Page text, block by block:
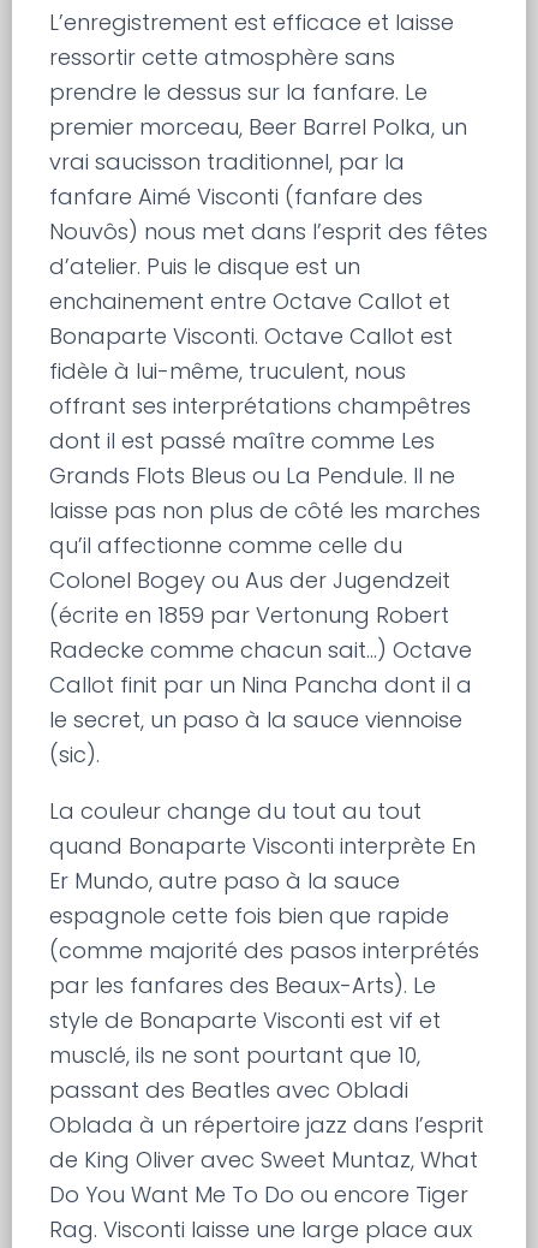
L’enregistrement est efficace et laisse
ressortir cette atmosphère sans
prendre le dessus sur la fanfare. Le
premier morceau, Beer Barrel Polka, un
vrai saucisson traditionnel, par la
fanfare Aimé Visconti (fanfare des
Nouvôs) nous met dans l’esprit des fêtes
d’atelier. Puis le disque est un
enchainement entre Octave Callot et
Bonaparte Visconti. Octave Callot est
fidèle à lui-même, truculent, nous
offrant ses interprétations champêtres
dont il est passé maître comme Les
Grands Flots Bleus ou La Pendule. Il ne
laisse pas non plus de côté les marches
qu’il affectionne comme celle du
Colonel Bogey ou Aus der Jugendzeit
(écrite en 1859 par Vertonung Robert
Radecke comme chacun sait…) Octave
Callot finit par un Nina Pancha dont il a
le secret, un paso à la sauce viennoise
(sic).
La couleur change du tout au tout
quand Bonaparte Visconti interprète En
Er Mundo, autre paso à la sauce
espagnole cette fois bien que rapide
(comme majorité des pasos interprétés
par les fanfares des Beaux-Arts). Le
style de Bonaparte Visconti est vif et
musclé, ils ne sont pourtant que 10,
passant des Beatles avec Obladi
Oblada à un répertoire jazz dans l’esprit
de King Oliver avec Sweet Muntaz, What
Do You Want Me To Do ou encore Tiger
Rag. Visconti laisse une large place aux